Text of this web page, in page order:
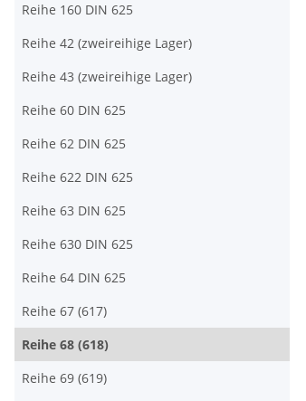
Reihe 160 DIN 625
Reihe 42 (zweireihige Lager)
Reihe 43 (zweireihige Lager)
Reihe 60 DIN 625
Reihe 62 DIN 625
Reihe 622 DIN 625
Reihe 63 DIN 625
Reihe 630 DIN 625
Reihe 64 DIN 625
Reihe 67 (617)
Reihe 68 (618)
Reihe 69 (619)